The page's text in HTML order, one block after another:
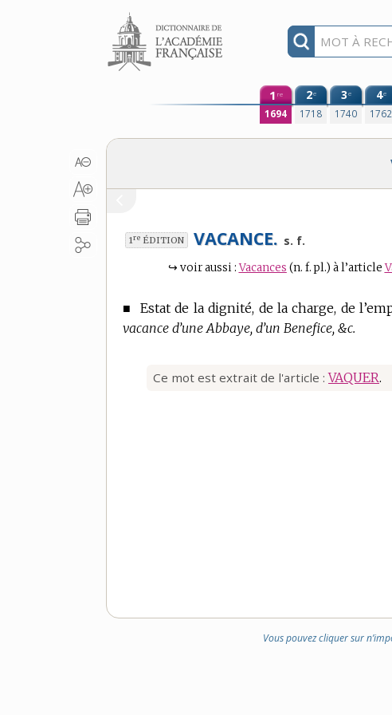
Aller au contenu
1 re
1694
2e
1718
3e
1740
4e
1762
1re ÉDITION VACANCE. s. f.
↪ voir aussi :Vacances (n. f. pl.) à l’article
■Estat de la dignité, de la charge, de
vacance d’une Abbaye, d’un Benefice, &c.
Ce mot est extrait de l'article :VAQUER.
Vous pouvez cliquer sur